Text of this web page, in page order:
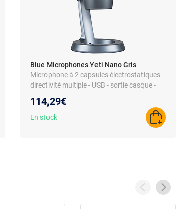
AU PANIER
Blue Microphones Yeti Nano Gris-
Microphone à 2 capsules électrostatiques -
directivité multiple - USB - sortie casque -
gaming - compatible PC et MAC
114,29€
En stock
AJOUTER